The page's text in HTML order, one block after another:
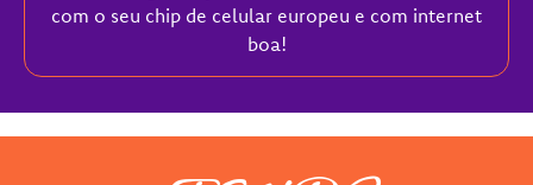
com o seu chip de celular europeu e com internet
boa!